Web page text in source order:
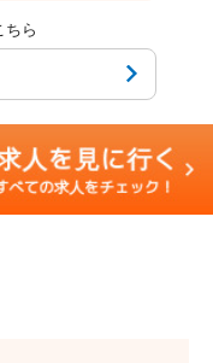
ちら